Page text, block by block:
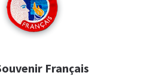
Français